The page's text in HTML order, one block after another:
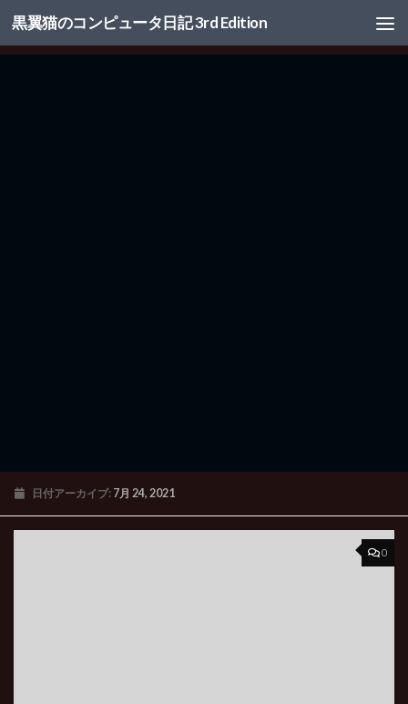
コンテンツへスキップ
黒翼猫のコンピュータ日記 3rd Edition
日付アーカイブ: 7月 24, 2021
0